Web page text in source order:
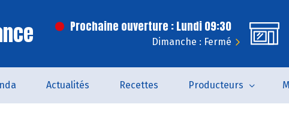
Prochaine ouverture : Lundi 09:30
Dimanche : Fermé
Actualités Recettes Producteurs